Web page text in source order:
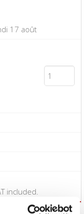
17 août
included.